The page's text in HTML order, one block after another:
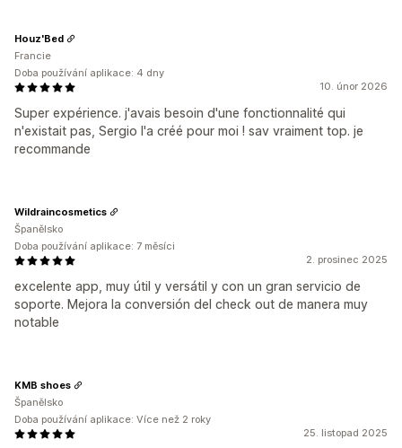
10. únor 2026
Super expérience. j'avais besoin d'une fonctionnalité qui
n'existait pas, Sergio l'a créé pour moi ! sav vraiment top. je
recommande
Houz'Bed
Francie
Doba používání aplikace: 4 dny
2. prosinec 2025
excelente app, muy útil y versátil y con un gran servicio de
soporte. Mejora la conversión del check out de manera muy
notable
Wildraincosmetics
Španělsko
Doba používání aplikace: 7 měsíci
25. listopad 2025
KMB shoes
Španělsko
Doba používání aplikace: Více než 2 roky